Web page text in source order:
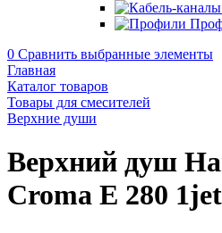
0 Сравнить выбранные элементы
Главная
Каталог товаров
Товары для смесителей
Верхние души
Верхний душ
Croma E 280